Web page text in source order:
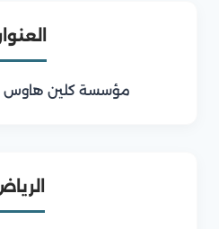
مؤسسة كلين هاوس